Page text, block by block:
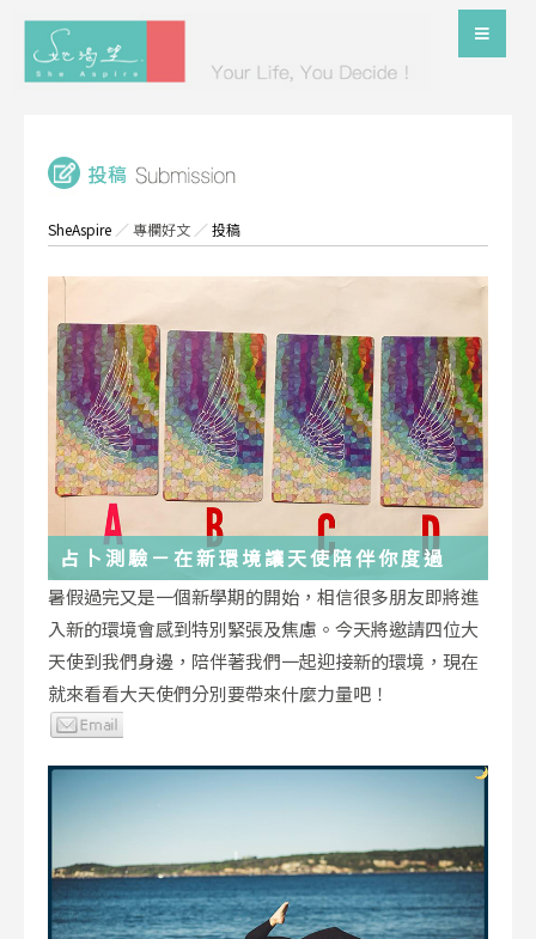
SheAspire ／專欄好文 ／投稿
占卜測驗－在新環境讓天使陪伴你度過
暑假過完又是一個新學期的開始，相信很多朋友即將進
入新的環境會感到特別緊張及焦慮。今天將邀請四位大
天使到我們身邊，陪伴著我們一起迎接新的環境，現在
就來看看大天使們分別要帶來什麼力量吧！